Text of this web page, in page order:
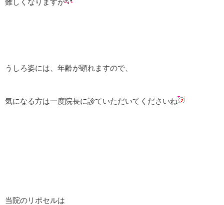
うしろ姿には、年齢が顕れますので、
気になる方は一度院長に診ていただいてくださいね
当院のリポセルは